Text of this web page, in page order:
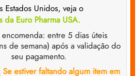
Estados Unidos, veja o
da Euro Pharma USA.
encomenda: entre 5 dias úteis
de semana) após a validação do
seu pagamento.
Se estiver faltando algum item em